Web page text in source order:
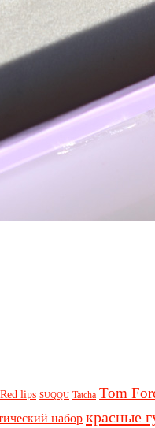
Red lips SUQQU Tatcha Tom
набор красные